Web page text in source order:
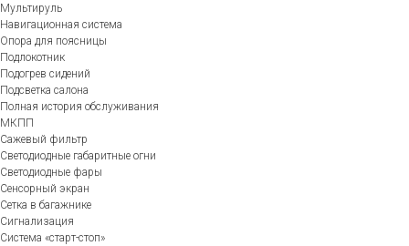
Мультируль
Навигационная система
Опора для поясницы
Подлокотник
Подогрев сидений
Подсветка салона
Полная история обслуживания
МКПП
Сажевый фильтр
Светодиодные габаритные огни
Светодиодные фары
Сенсорный экран
Сетка в багажнике
Сигнализация
Система «старт-стоп»